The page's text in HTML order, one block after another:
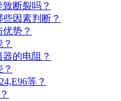
断裂吗？
因素判断？
势？
的电阻？
等？